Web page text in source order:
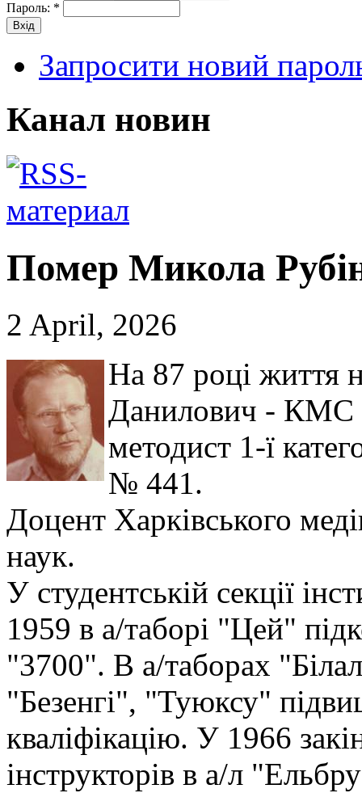
Пароль: *
Запросити новий
Канал новин
Помер Микола
2 April, 2026
На 87 році життя
Данилович - КМС з
методист 1-ї
№ 441.
Доцент Харківського
наук.
У студентській секції
1959 в а/таборі "Цей"
"3700". В а/таборах
"Безенгі", "Туюксу"
кваліфікацію. У 1966
інструкторів в а/л